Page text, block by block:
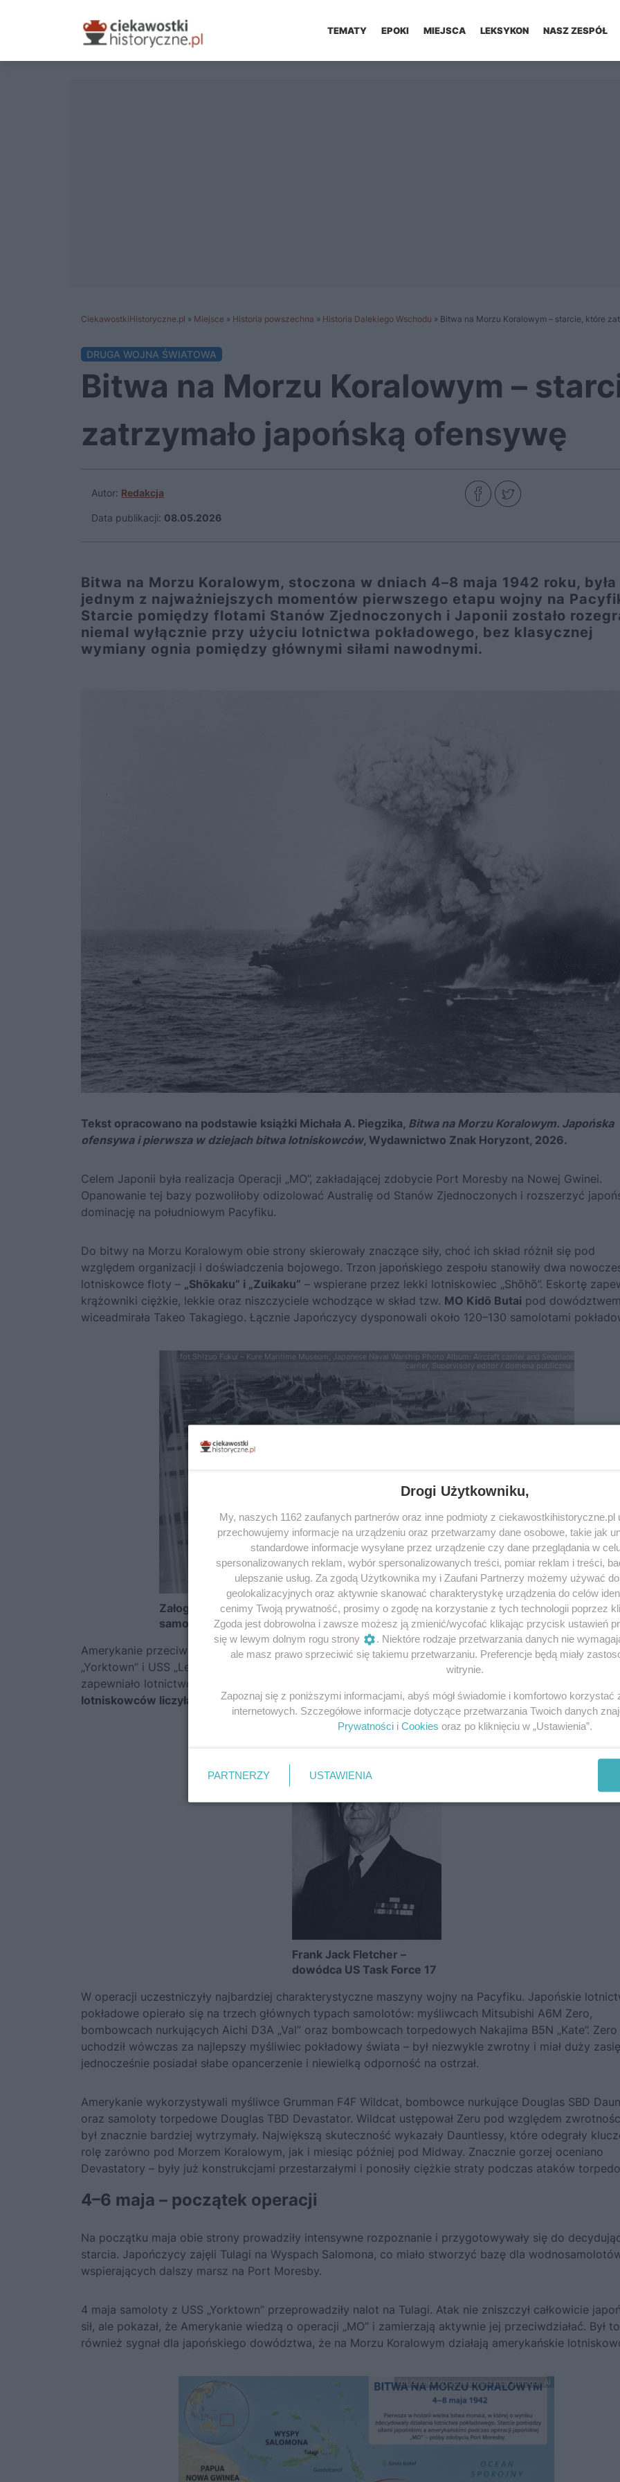
TEMATY EPOKI MIEJSCA LEKSYKON NASZ ZESPÓŁ
CiekawostkiHistoryczne.pl » Miejsce » Historia powszechna » Historia Dalekiego Wschodu » Bitwa na Morzu Koralowym – starcie, które
DRUGA WOJNA ŚWIATOWA
Bitwa na Morzu Koralowym –
zatrzymało japońską ofensywę
Autor: Redakcja
Data publikacji: 08.05.2026
Bitwa na Morzu Koralowym, stoczona w dniach 4–8 maja 1942 roku, była
jednym z najważniejszych momentów pierwszego etapu wojny na
Starcie pomiędzy flotami Stanów Zjednoczonych i Japonii zostało
niemal wyłącznie przy użyciu lotnictwa pokładowego, bez klasycznej
wymiany ognia pomiędzy głównymi siłami nawodnymi.
Tekst opracowano na podstawie książki Michała A. Piegzika, Bitwa na Morzu Koralowym. Japońska
ofensywa i pierwsza w dziejach bitwa lotniskowców, Wydawnictwo Znak Horyzont, 2026.
Celem Japonii była realizacja Operacji „MO”, zakładającej zdobycie Port Moresby na Nowej Gwinei.
Opanowanie tej bazy pozwoliłoby odizolować Australię od Stanów Zjednoczonych i rozszerzyć
dominację na południowym Pacyfiku.
Do bitwy na Morzu Koralowym obie strony skierowały znaczące siły, choć ich skład różnił się pod
względem organizacji i doświadczenia bojowego. Trzon japońskiego zespołu stanowiły dwa
lotniskowce floty – „Shōkaku” i „Zuikaku” – wspierane przez lekki lotniskowiec „Shōhō”. Eskortę
krążowniki ciężkie, lekkie oraz niszczyciele wchodzące w skład tzw. MO Kidō Butai pod
wiceadmirała Takeo Takagiego. Łącznie Japończycy dysponowali około 120–130 samolotami
fot.Shizuo Fukui – Kure Maritime Museum, Japanese Naval Warship Photo Album: Aircraft carrier and Seaplane
carrier, Supervisory editor / domena publiczna
Załoga „Zuikaku” zajmuje się stacjonującymi na pokładzie lotniskowca
samolotami, 5 maja
Amerykanie przeciwstawili imTask Force 17 admirała Franka Jacka Fletcheraz lotniskowcami USS
„Yorktown” i USS „Lexington”. Okręty osłaniały ciężkie krążowniki i niszczyciele, a dodatkowe
zapewniało lotnictwo bazujące w Australii i na Nowej Gwinei.
lotniskowców liczyła około 140 samolotów.
Frank Jack Fletcher –
dowódca US Task Force 17
W operacji uczestniczyły najbardziej charakterystyczne maszyny wojny na Pacyfiku. Japońskie
pokładowe opierało się na trzech głównych typach samolotów: myśliwcach Mitsubishi A6M Zero,
bombowcach nurkujących Aichi D3A „Val” oraz bombowcach torpedowych Nakajima B5N „Kate”. Zero
uchodził wówczas za najlepszy myśliwiec pokładowy świata – był niezwykle zwrotny i miał duży
jednocześnie posiadał słabe opancerzenie i niewielką odporność na ostrzał.
Amerykanie wykorzystywali myśliwce Grumman F4F Wildcat, bombowce nurkujące Douglas SBD
oraz samoloty torpedowe Douglas TBD Devastator. Wildcat ustępował Zeru pod względem
był znacznie bardziej wytrzymały. Największą skuteczność wykazały Dauntlessy, które odegrały
rolę zarówno pod Morzem Koralowym, jak i miesiąc później pod Midway. Znacznie gorzej oceniano
Devastatory – były już konstrukcjami przestarzałymi i ponosiły ciężkie straty podczas ataków
4–6 maja – początek operacji
Na początku maja obie strony prowadziły intensywne rozpoznanie i przygotowywały się do
starcia. Japończycy zajęli Tulagi na Wyspach Salomona, co miało stworzyć bazę dla
wspierających dalszy marsz na Port Moresby.
4 maja samoloty z USS „Yorktown” przeprowadziły nalot na Tulagi. Atak nie zniszczył całkowicie
sił, ale pokazał, że Amerykanie wiedzą o operacji „MO” i zamierzają aktywnie jej przeciwdziałać. Był to
również sygnał dla japońskiego dowództwa, że na Morzu Koralowym działają amerykańskie
fot.Grafika wygenerowana przy pomocy AI
Drogi Użytkowniku,
My, naszych 1162 zaufanych partnerów oraz inne podmioty z ciekawostkihistoryczne.pl
przechowujemy informacje na urządzeniu oraz przetwarzamy dane osobowe, takie jak
standardowe informacje wysyłane przez urządzenie czy dane przeglądania w
spersonalizowanych reklam, wybór spersonalizowanych treści, pomiar reklam i treści,
ulepszanie usług. Za zgodą Użytkownika my i Zaufani Partnerzy możemy używać
geolokalizacyjnych oraz aktywnie skanować charakterystykę urządzenia do celów
cenimy Twoją prywatność, prosimy o zgodę na korzystanie z tych technologii poprzez
Zgoda jest dobrowolna i zawsze możesz ją zmienić/wycofać klikając przycisk ustawień
się w lewym dolnym rogu strony
. Niektóre rodzaje przetwarzania danych nie
ale masz prawo sprzeciwić się takiemu przetwarzaniu. Preferencje będą miały
witrynie.
Zapoznaj się z poniższymi informacjami, abyś mógł świadomie i komfortowo
internetowych. Szczegółowe informacje dotyczące przetwarzania Twoich danych
Prywatności i Cookies oraz po kliknięciu w „Ustawienia”.
PARTNERZY USTAWIENIA